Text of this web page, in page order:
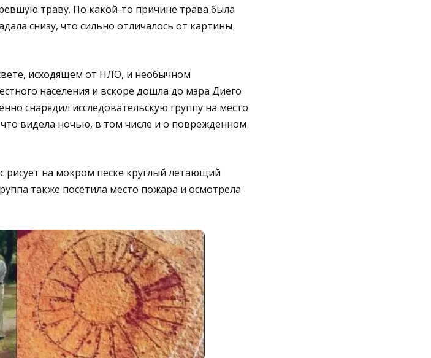
траву. По какой-то причине трава была
снизу, что сильно отличалось от картины
исходящем от НЛО, и необычном
населения и вскоре дошла до мэра Диего
снарядил исследовательскую группу на место
что видела ночью, в том числе и о поврежденном
рисует на мокром песке круглый летающий
также посетила место пожара и осмотрела